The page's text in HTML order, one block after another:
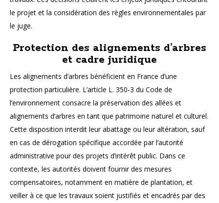
le projet et la considération des règles environnementales par
le juge.
Protection des alignements d’arbres
et cadre juridique
Les alignements d’arbres bénéficient en France d’une
protection particulière. L’article L. 350-3 du Code de
l’environnement consacre la préservation des allées et
alignements d’arbres en tant que patrimoine naturel et culturel.
Cette disposition interdit leur abattage ou leur altération, sauf
en cas de dérogation spécifique accordée par l’autorité
administrative pour des projets d’intérêt public. Dans ce
contexte, les autorités doivent fournir des mesures
compensatoires, notamment en matière de plantation, et
veiller à ce que les travaux soient justifiés et encadrés par des